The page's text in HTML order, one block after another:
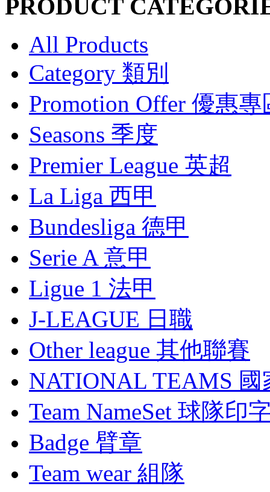
PRODUCT
All Products
Category 類別
Promotion Offer 優惠專
Seasons 季度
Premier League 英超
La Liga 西甲
Bundesliga 德甲
Serie A 意甲
Ligue 1 法甲
J-LEAGUE 日職
Other league 其他聯賽
NATIONAL TEAMS 國
Team NameSet 球隊印
Badge 臂章
Team wear 組隊